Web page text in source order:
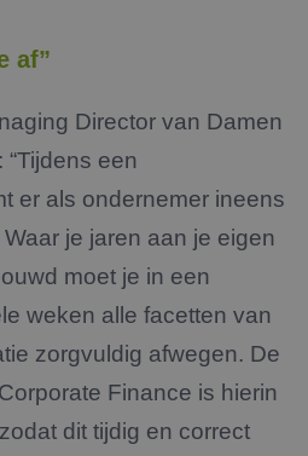
af”
Director van Damen
een
er als ondernemer ineens
je jaren aan je eigen
moet je in een
weken alle facetten van
zorgvuldig afwegen. De
Finance is hierin
dit tijdig en correct